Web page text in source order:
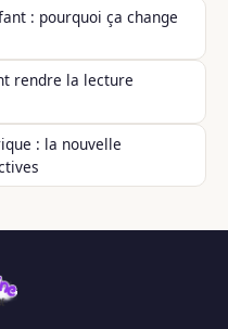
: pourquoi ça change
rendre la lecture
: la nouvelle